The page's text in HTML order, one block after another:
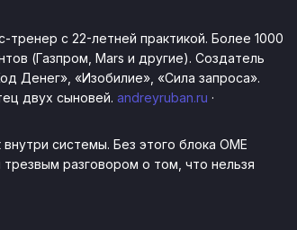
тренер с 22-летней практикой. Более 1000
(Газпром, Mars и другие). Создатель
Денег», «Изобилие», «Сила запроса».
двух сыновей. andreyruban.ru ·
системы. Без этого блока OME
разговором о том, что нельзя